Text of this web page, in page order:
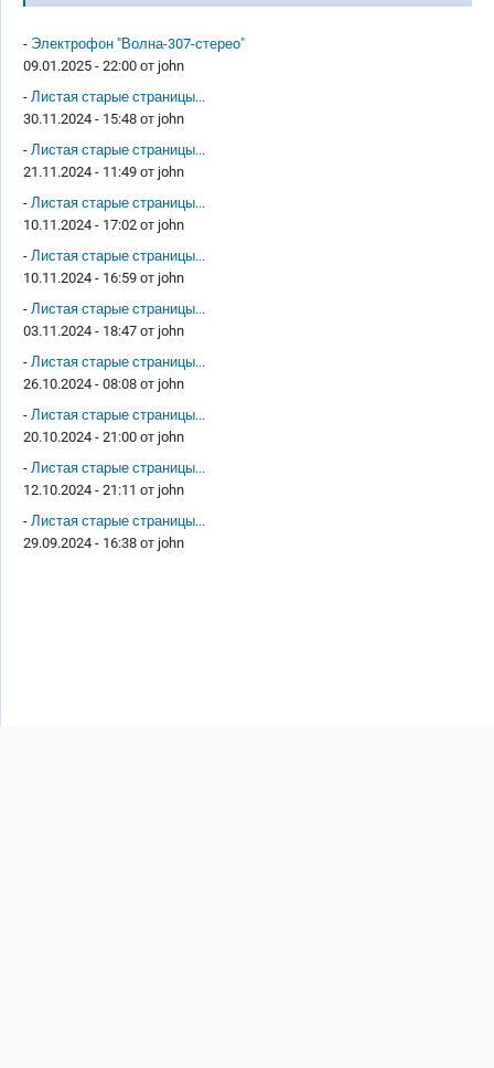
- Электрофон "Волна-307-стерео"
09.01.2025 - 22:00 от john
- Листая старые страницы...
30.11.2024 - 15:48 от john
- Листая старые страницы...
21.11.2024 - 11:49 от john
- Листая старые страницы...
10.11.2024 - 17:02 от john
- Листая старые страницы...
10.11.2024 - 16:59 от john
- Листая старые страницы...
03.11.2024 - 18:47 от john
- Листая старые страницы...
26.10.2024 - 08:08 от john
- Листая старые страницы...
20.10.2024 - 21:00 от john
- Листая старые страницы...
12.10.2024 - 21:11 от john
- Листая старые страницы...
29.09.2024 - 16:38 от john